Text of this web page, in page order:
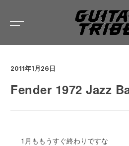
2011年1月26日
Fender 1972 Jazz
1月ももうすぐ終わりですな